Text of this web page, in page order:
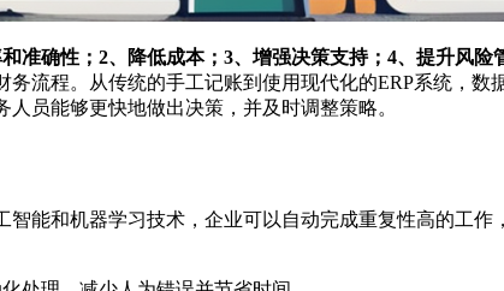
准确性；2、降低成本；3、增强决策支持；4、提升风险
流程。从传统的手工记账到使用现代化的ERP系统，
员能够更快地做出决策，并及时调整策略。
能和机器学习技术，企业可以自动完成重复性高的工